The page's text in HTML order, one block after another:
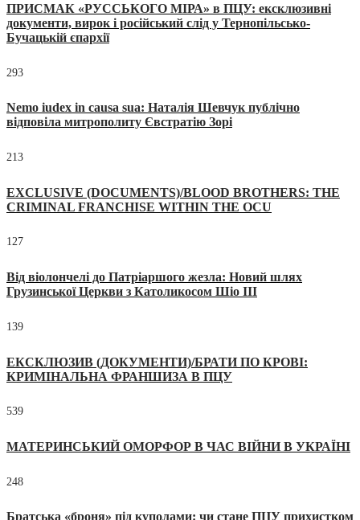
ПРИСМАК «РУССЬКОГО МІРА» в ПЦУ: ексклюзивні
документи, вирок і російський слід у Тернопільсько-
Бучацькій єпархії
293
Nemo iudex in causa sua: Наталія Шевчук публічно
відповіла митрополиту Євстратію Зорі
213
EXCLUSIVE (DOCUMENTS)/BLOOD BROTHERS: THE
CRIMINAL FRANCHISE WITHIN THE OCU
127
Від віолончелі до Патріаршого жезла: Новий шлях
Грузинської Церкви з Католикосом Шіо III
139
ЕКСКЛЮЗИВ (ДОКУМЕНТИ)/БРАТИ ПО КРОВІ:
КРИМІНАЛЬНА ФРАНШИЗА В ПЦУ
539
МАТЕРИНСЬКИЙ ОМОРФОР В ЧАС ВІЙНИ В УКРАЇНІ
248
Братська «броня» під куполами: чи стане ПЦУ прихистком